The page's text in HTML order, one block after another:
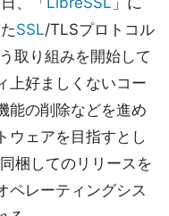
SSL/TLSプロトコル
取り組みを開始して
上好ましくないコー
能の削除などを進め
ウェアを目指すとし
梱してのリリースを
ペレーティングシス